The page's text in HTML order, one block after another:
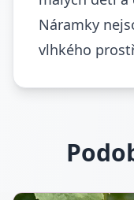
Náramky
vlhkého